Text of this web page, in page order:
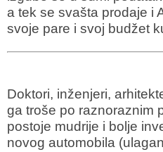
a tek se svašta prodaje i
svoje pare i svoj budžet
Doktori, inženjeri,
ga troše po raznoraznim
postoje mudrije i bolje
novog automobila